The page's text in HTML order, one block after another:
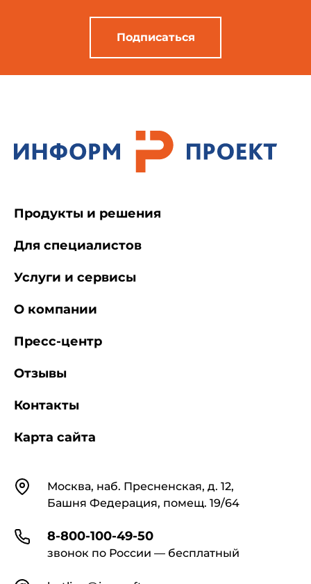
Подписаться
КонтактыМосква, наб. Пресненская, д. 12,
Башня Федерация, помещ. 19/64
8-800-100-49-50
звонок по России — бесплатный
Продукты и решения
Для специалистов
Услуги и сервисы
О компании
Пресс-центр
Отзывы
Контакты
Карта сайта